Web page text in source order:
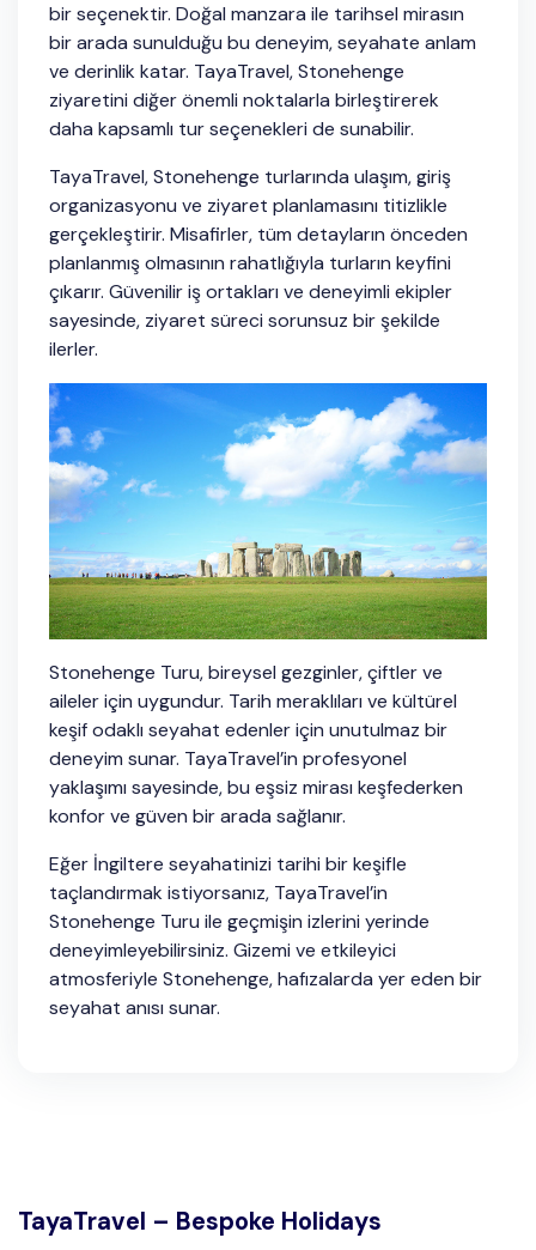
bir seçenektir. Doğal manzara ile tarihsel mirasın
bir arada sunulduğu bu deneyim, seyahate anlam
ve derinlik katar. TayaTravel, Stonehenge
ziyaretini diğer önemli noktalarla birleştirerek
daha kapsamlı tur seçenekleri de sunabilir.
TayaTravel, Stonehenge turlarında ulaşım, giriş
organizasyonu ve ziyaret planlamasını titizlikle
gerçekleştirir. Misafirler, tüm detayların önceden
planlanmış olmasının rahatlığıyla turların keyfini
çıkarır. Güvenilir iş ortakları ve deneyimli ekipler
sayesinde, ziyaret süreci sorunsuz bir şekilde
ilerler.
Stonehenge Turu, bireysel gezginler, çiftler ve
aileler için uygundur. Tarih meraklıları ve kültürel
keşif odaklı seyahat edenler için unutulmaz bir
deneyim sunar. TayaTravel’in profesyonel
yaklaşımı sayesinde, bu eşsiz mirası keşfederken
konfor ve güven bir arada sağlanır.
Eğer İngiltere seyahatinizi tarihi bir keşifle
taçlandırmak istiyorsanız, TayaTravel’in
Stonehenge Turu ile geçmişin izlerini yerinde
deneyimleyebilirsiniz. Gizemi ve etkileyici
atmosferiyle Stonehenge, hafızalarda yer eden bir
seyahat anısı sunar.
TayaTravel – Bespoke Holidays